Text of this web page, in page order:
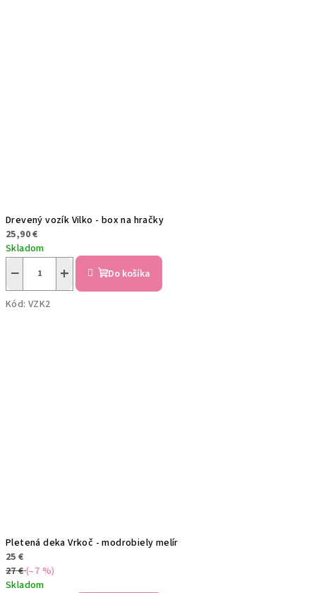
Drevený vozík Vilko - box na hračky
25,90 €
Skladom
+
− Do košíka
Kód: VZK2
Pletená deka Vrkoč - modrobiely melír
25 €
27 €(–7 %)
Skladom